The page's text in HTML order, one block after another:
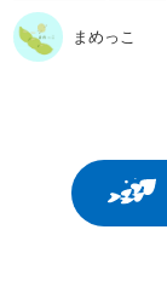
まめっこ